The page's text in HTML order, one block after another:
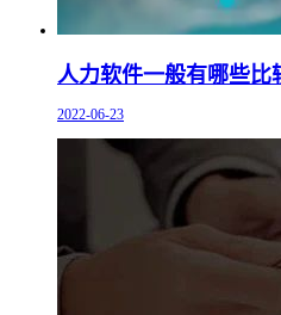
人力软件一般有哪些比
2022-06-23